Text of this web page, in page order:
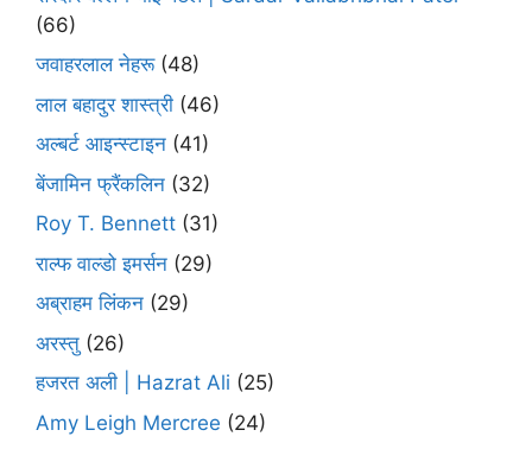
(66)
जवाहरलाल नेहरू(48)
लाल बहादुर शास्त्री (46)
अल्बर्ट आइन्स्टाइन (41)
बेंजामिन फ्रैंकलिन (32)
Roy T. Bennett (31)
राल्फ वाल्डो इमर्सन (29)
अब्राहम लिंकन (29)
अरस्तु (26)
हजरत अली | Hazrat Ali (25)
Amy Leigh Mercree (24)